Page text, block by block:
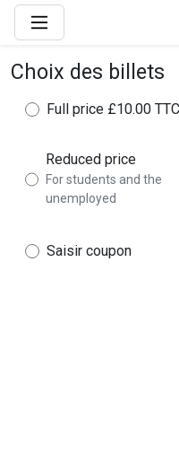
Choix des billets
Full price £10.00 TTC
Reduced price
For students and the
unemployed
Saisir coupon